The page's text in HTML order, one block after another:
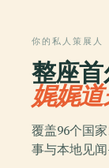
你的私人策展人
整座首
娓娓道
覆盖96个国
事与本地见